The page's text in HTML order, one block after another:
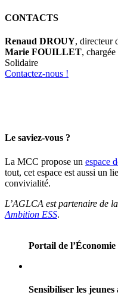
CONTACTS
Renaud DROUY, directeur
Marie FOUILLET,
Solidaire
Contactez-nous !
Le saviez-vous ?
La MCC propose un espace
tout, cet espace est aussi un
convivialité.
L’AGLCA est partenaire de la
Ambition ESS.
Portail de
Sensibiliser les jeunes